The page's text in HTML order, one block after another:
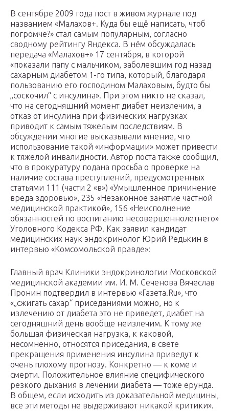
В сентябре 2009 года пост в живом журнале под
названием «Малахов+. Куда бы ещё написать, чтоб
погромче?» стал самым популярным, согласно
сводному рейтингу Яндекса. В нём обсуждалась
передача «Малахов+» 17 сентября, в которой
«показали папу с мальчиком, заболевшим год назад
сахарным диабетом 1-го типа, который, благодаря
пользованию его господином Малаховым, будто бы
„соскочил“ с инсулина». При этом никто не сказал,
что на сегодняшний момент диабет неизлечим, а
отказ от инсулина при физических нагрузках
приводит к самым тяжелым последствиям. В
обсуждении многие высказывали мнение, что
использование такой «информации» может привести
к тяжелой инвалидности. Автор поста также сообщил,
что в прокуратуру подана просьба о проверке на
наличие состава преступлений, предусмотренных
статьями 111 (части 2 «в») «Умышленное причинение
вреда здоровью», 235 «Незаконное занятие частной
медицинской практикой», 156 «Неисполнение
обязанностей по воспитанию несовершеннолетнего»
Уголовного Кодекса РФ. Как заявил кандидат
медицинских наук эндокринолог Юрий Редькин в
интервью «Комсомольской правде»:
Главный врач Клиники эндокринологии Московской
медицинской академии им. И. М. Сеченова Вячеслав
Пронин подтвердил в интервью «Газета.Ru», что
«„сжигать сахар“ приседаниями можно, но к
излечению от диабета это не приведет, диабет на
сегодняшний день вообще неизлечим. К тому же
большая физическая нагрузка, к каковой,
несомненно, относятся приседания, в свете
прекращения применения инсулина приведут к
очень плохому прогнозу. Конкретно — к коме и
смерти. Положительное влияние специфического
резкого дыхания в лечении диабета — тоже ерунда.
В общем, если исходить из доказательной медицины,
все эти методы не выдерживают никакой критики».